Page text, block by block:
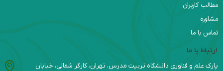
مطالب کاربران
مشاوره
تماس با ما
ارتباط با ما
پارک علم و فناوری دانشگاه تربیت مدرس، تهران، کارگر شمالی، خیابان